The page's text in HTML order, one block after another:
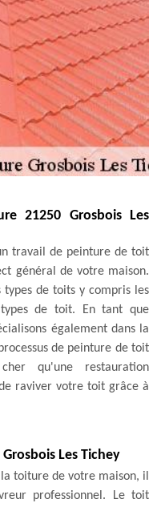
21250 Grosbois Les
travail de peinture de toit
général de votre maison.
types de toits y compris les
de toit. En tant que
également dans la
de peinture de toit
qu'une restauration
raviver votre toit grâce à
Les Tichey
toiture de votre maison, il
professionnel. Le toit